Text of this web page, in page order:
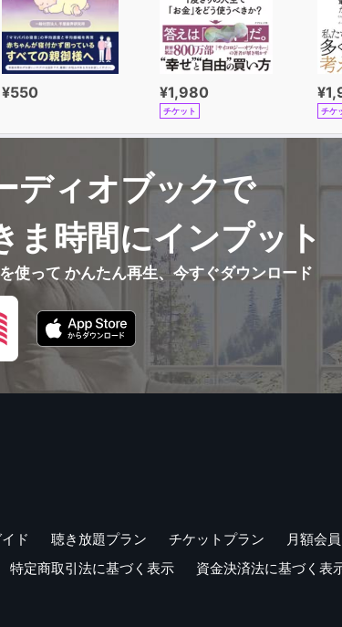
¥550 ¥1,980
チケット チケ
ディオブックで
ま時間にインプット
使って かんたん再生、今すぐダウンロード
ド 聴き放題プラン チケットプラン 月額会
特定商取引法に基づく表示 資金決済法に基づく表